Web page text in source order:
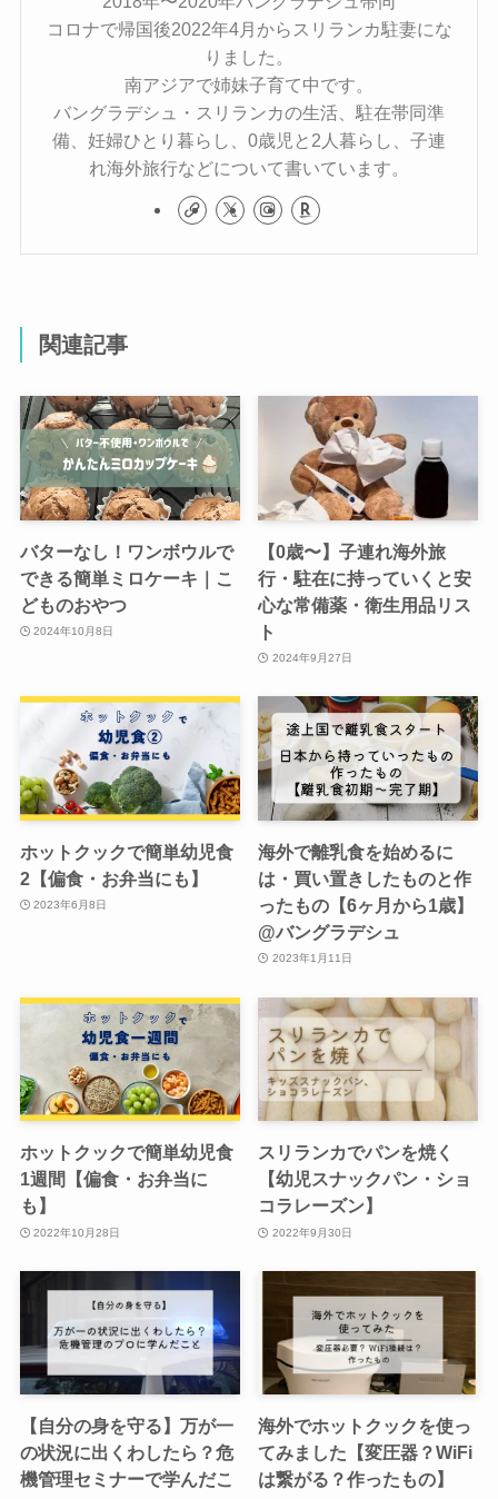
コロナで帰国後2022年4月からスリランカ駐妻にな
りました。
南アジアで姉妹子育て中です。
バングラデシュ・スリランカの生活、駐在帯同準
備、妊婦ひとり暮らし、0歳児と2人暮らし、子連
れ海外旅行などについて書いています。
関連記事
バターなし！ワンボウルで
できる簡単ミロケーキ｜こ
どものおやつ
2024年10月8日
【0歳〜】子連れ海外旅
行・駐在に持っていくと安
心な常備薬・衛生用品リス
ト
2024年9月27日
ホットクックで簡単幼児食
2【偏食・お弁当にも】
2023年6月8日
海外で離乳食を始めるに
は・買い置きしたものと作
ったもの【6ヶ月から1歳】
@バングラデシュ
2023年1月11日
ホットクックで簡単幼児食
1週間【偏食・お弁当に
も】
2022年10月28日
スリランカでパンを焼く
【幼児スナックパン・ショ
コラレーズン】
2022年9月30日
【自分の身を守る】万が一
の状況に出くわしたら？危
機管理セミナーで学んだこ
海外でホットクックを使っ
てみました【変圧器？WiFi
は繋がる？作ったもの】